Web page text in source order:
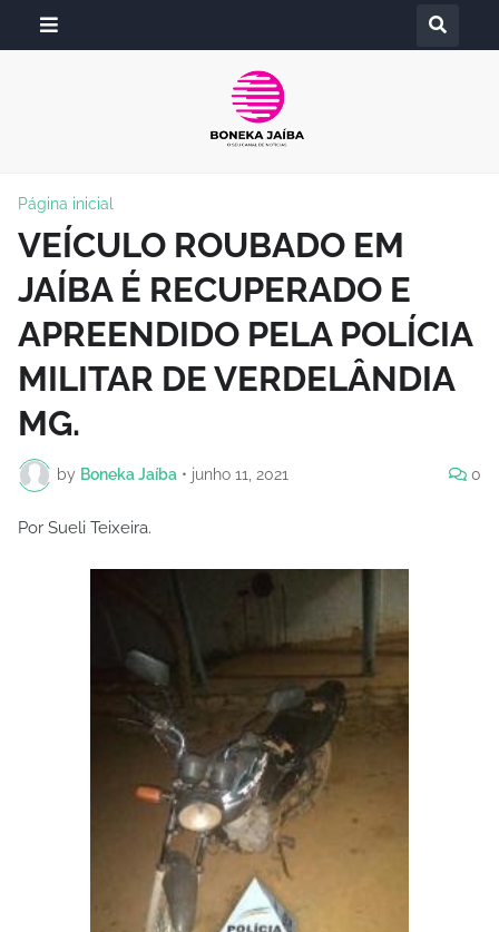
Página inicial
VEÍCULO ROUBADO EM
JAÍBA É RECUPERADO E
APREENDIDO PELA POLÍCIA
MILITAR DE VERDELÂNDIA
MG.
by Boneka Jaíba • junho 11, 2021 0
Por Sueli Teixeira.